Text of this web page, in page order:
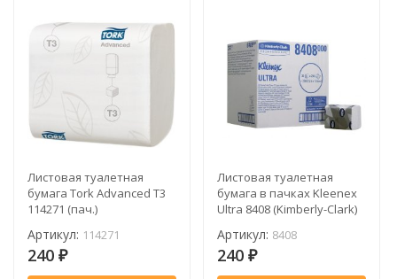
Листовая туалетная
бумага Tork Advanced T3
114271 (пач.)
Артикул: 114271
240 ₽
Листовая туалетная
бумага в пачках Kleenex
Ultra 8408 (Kimberly-Clark)
Артикул: 8408
240 ₽